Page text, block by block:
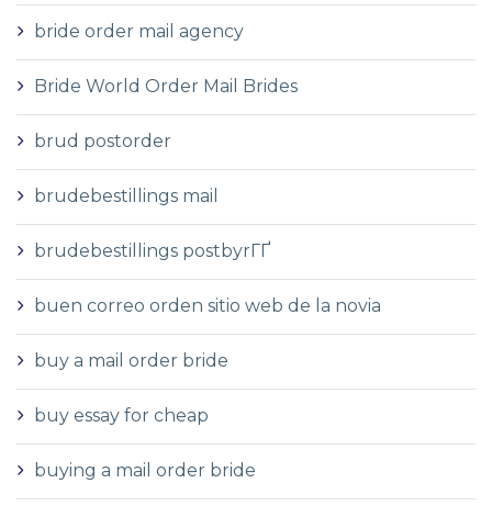
bride order mail agency
Bride World Order Mail Brides
brud postorder
brudebestillings mail
brudebestillings postbyrГҐ
buen correo orden sitio web de la novia
buy a mail order bride
buy essay for cheap
buying a mail order bride